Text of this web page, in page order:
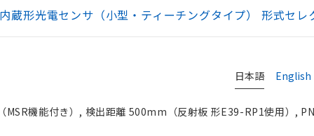
蔵形光電センサ（小型・ティーチングタイプ） 形式セレ
日本語 English
機能付き）, 検出距離 500mm（反射板 形E39-RP1使用）,